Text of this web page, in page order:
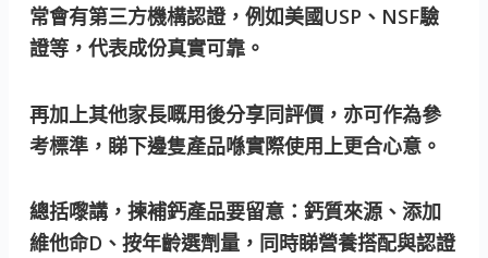
常會有第三方機構認證，例如美國USP、NSF驗
證等，代表成份真實可靠。
再加上其他家長嘅用後分享同評價，亦可作為參
考標準，睇下邊隻產品喺實際使用上更合心意。
總括嚟講，揀補鈣產品要留意：鈣質來源、添加
維他命D、按年齡選劑量，同時睇營養搭配與認證